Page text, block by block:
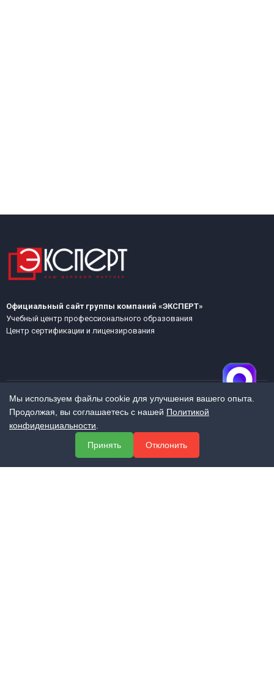
Официальный сайт группы компаний «ЭКСПЕРТ»
Учебный центр профессионального образования
Центр сертификации и лицензирования
МЕНЮ
Мы используем файлы cookie для улучшения вашего опыта.
Продолжая, вы соглашаетесь с нашей Политикой
конфиденциальности
Принять
Отклонить